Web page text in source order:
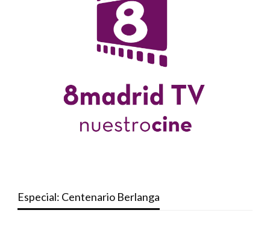
Especial: Centenario Berlanga